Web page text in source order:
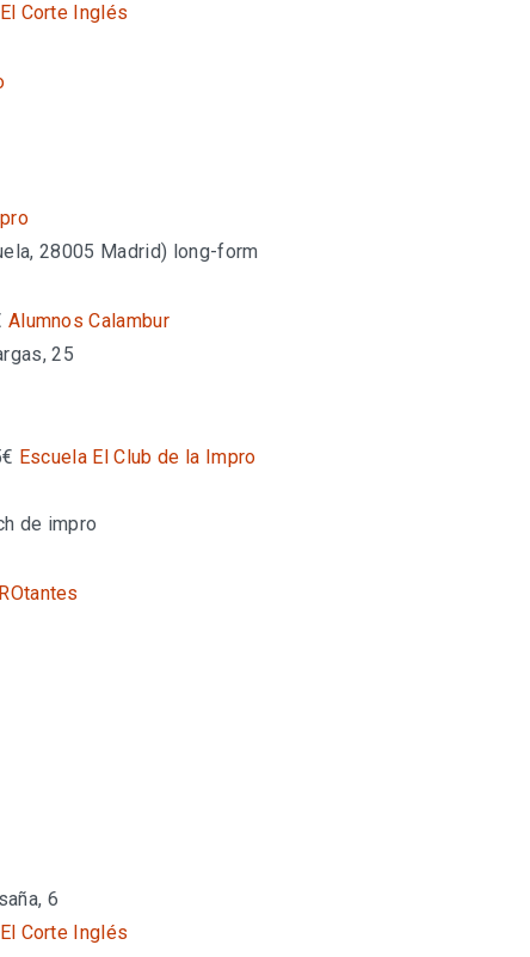
El Corte Inglés
28005 Madrid) long-form
Alumnos Calambur
25
Escuela El Club de la Impro
de impro
6
El Corte Inglés